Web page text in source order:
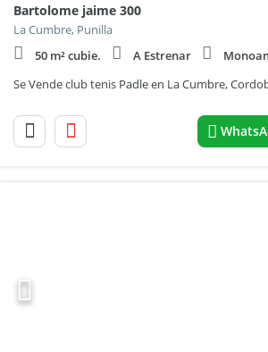
Bartolome jaime 300
La Cumbre, Punilla
50 m² cubie.
A Estrenar
Se Vende club tenis Padle en La Cumbre,